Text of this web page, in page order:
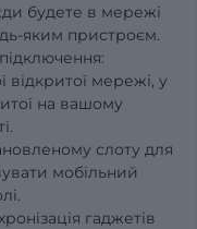
будете в мережі
яким пристроєм.
відкритої мережі, у
на вашому
слоту для
мобільний
гаджетів